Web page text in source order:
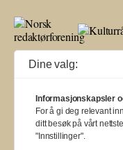
Ballade mottar tilskudd
fra eierne NOPA, Norsk
BALLADE —
Dine valg:
Informasjonskapsler
For å gi deg relevant
ditt besøk på vårt
"Innstillinger".